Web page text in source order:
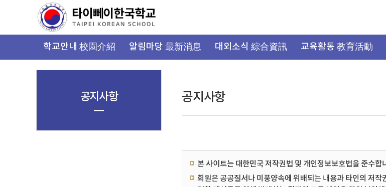
뉴
학교안내 校園介紹 알림마당 最新消息 대외소식 綜合資訊 교육활동 教育活動
공지사항
본 사이트는 대한민국 저작권법 및 개인정보보호법을 준수합
회원은 공공질서나 미풍양속에 위배되는 내용과 타인의 저
공지사항